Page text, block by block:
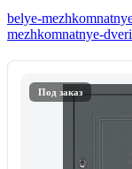
belye-
mezhkomnatnye-
Под заказ